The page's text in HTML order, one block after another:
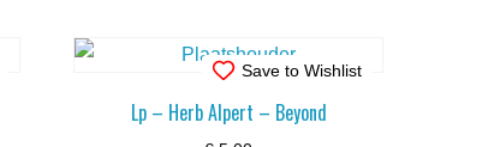
Save to Wishlist
Lp – Herb Alpert – Beyond